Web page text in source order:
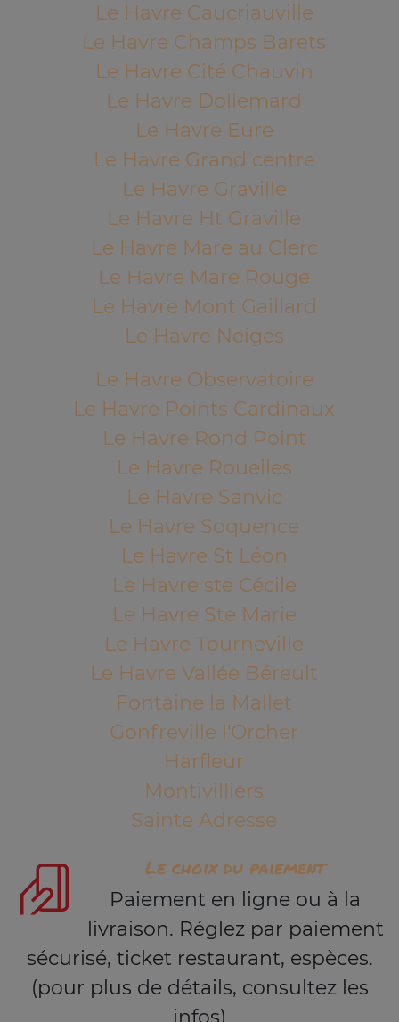
Le Havre Caucriauville
Le Havre Champs Barets
Le Havre Cité Chauvin
Le Havre Dollemard
Le Havre Eure
Le Havre Grand centre
Le Havre Graville
Le Havre Ht Graville
Le Havre Mare au Clerc
Le Havre Mare Rouge
Le Havre Mont Gaillard
Le Havre Neiges
Le Havre Observatoire
Le Havre Points Cardinaux
Le Havre Rond Point
Le Havre Rouelles
Le Havre Sanvic
Le Havre Soquence
Le Havre St Léon
Le Havre ste Cécile
Le Havre Ste Marie
Le Havre Tourneville
Le Havre Vallée Béreult
Fontaine la Mallet
Gonfreville l'Orcher
Harfleur
Montivilliers
Sainte Adresse
Le choix du paiement
Paiement en ligne ou à la
livraison. Réglez par paiement
sécurisé, ticket restaurant, espèces.
(pour plus de détails, consultez les
infos)